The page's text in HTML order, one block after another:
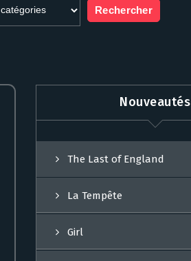
Nouveautés
The Last of England
La Tempête
Girl